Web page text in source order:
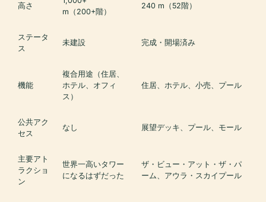
高さ
m（200+階）
240 m（52階）
ステータ
ス
未建設 完成・開場済み
機能
複合用途（住居、
ホテル、オフィ
ス）
住居、ホテル、小売、プール
公共アク
セス
なし 展望デッキ、プール、モール
主要アト
ラクショ
ン
世界一高いタワー
になるはずだった
ザ・ビュー・アット・ザ・パ
ーム、アウラ・スカイプール